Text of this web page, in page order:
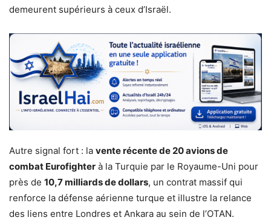
demeurent supérieurs à ceux d’Israël.
Autre signal fort : la vente récente de 20 avions de
combat Eurofighter à la Turquie par le Royaume-Uni pour
près de 10,7 milliards de dollars, un contrat massif qui
renforce la défense aérienne turque et illustre la relance
des liens entre Londres et Ankara au sein de l’OTAN.